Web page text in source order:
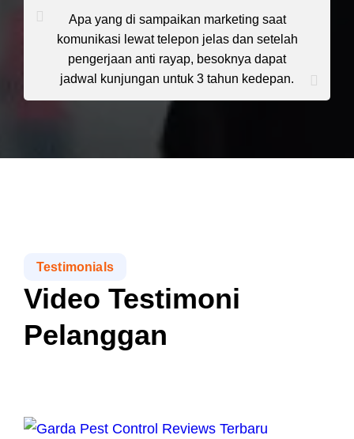
Apa yang di sampaikan marketing saat
komunikasi lewat telepon jelas dan setelah
pengerjaan anti rayap, besoknya dapat
jadwal kunjungan untuk 3 tahun kedepan.
Testimonials
Video Testimoni
Pelanggan